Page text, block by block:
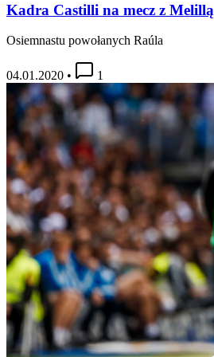
Kadra Castilli na mecz z Melillą
Osiemnastu powołanych Raúla
04.01.2020 • 1